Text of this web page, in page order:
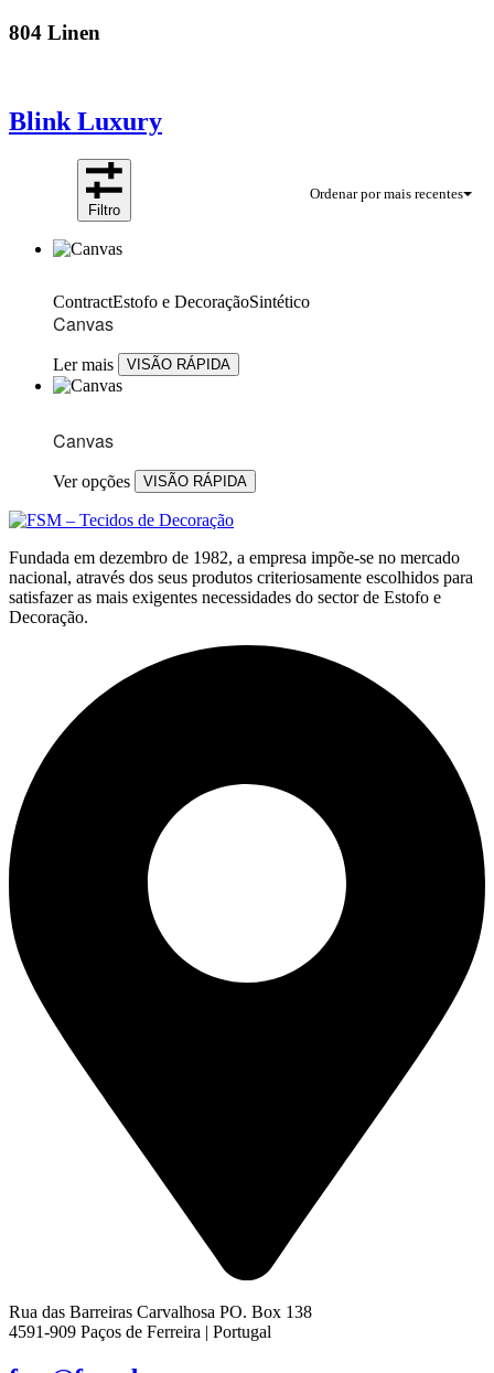
804 Linen
Blink Luxury
Ordenar por mais recentes
Filtro
ContractEstofo e DecoraçãoSintético
Canvas
Ler mais VISÃO RÁPIDA
Canvas
Ver opções VISÃO RÁPIDA
Fundada em dezembro de 1982, a empresa impõe-se no mercado
nacional, através dos seus produtos criteriosamente escolhidos para
satisfazer as mais exigentes necessidades do sector de Estofo e
Decoração.
Rua das Barreiras Carvalhosa PO. Box 138
4591-909 Paços de Ferreira | Portugal